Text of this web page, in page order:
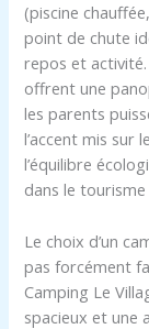
(piscine
point de chute
repos et
offrent une
les parents
l’accent mis sur
l’équilibre
dans le
Le choix d’un
pas forcément
Camping Le
spacieux et une